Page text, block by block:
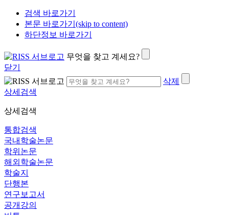
검색 바로가기
본문 바로가기(skip to content)
하단정보 바로가기
무엇을 찾고 계세요?
닫기
삭제
상세검색
상세검색
통합검색
국내학술논문
학위논문
해외학술논문
학술지
단행본
연구보고서
공개강의